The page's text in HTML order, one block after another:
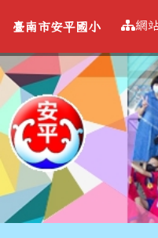
臺南市安
導覽列
臺南市安平國小 網